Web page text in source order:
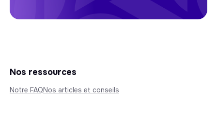
Nos ressources
Notre FAQNos articles et conseils